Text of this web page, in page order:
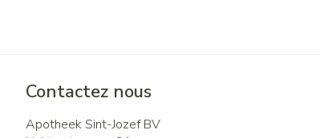
Contactez nous
Apotheek Sint-Jozef BV